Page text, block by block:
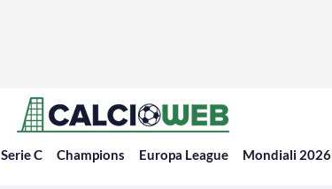
Serie C Champions Europa League Mondiali 2026